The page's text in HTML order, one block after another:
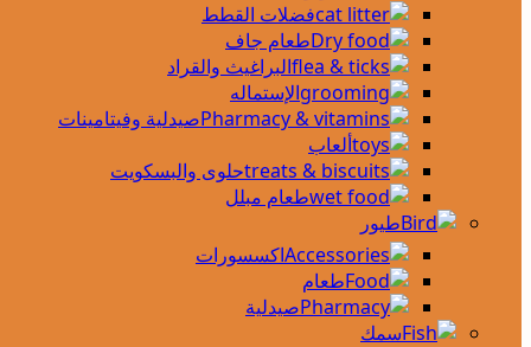
فضلات القطط
طعام جاف
البراغيث والقراد
الإستماله
صيدلية وفيتامينات
ألعاب
حلوى والبسكويت
طعام مبلل
طيور
اكسسورات
طعام
صيدلية
سمك